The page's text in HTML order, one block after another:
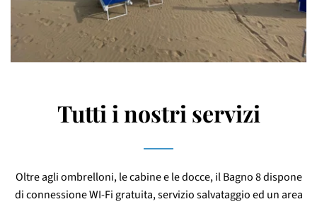
Tutti i nostri servizi
Oltre agli ombrelloni, le cabine e le docce, il Bagno 8 dispone
di connessione WI-Fi gratuita, servizio salvataggio ed un area